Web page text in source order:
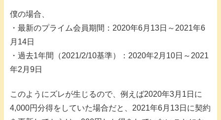
僕の場合、
・最新のプライム会員期間：2020年6月13日～2021年6
月14日
・過去1年間（2021/2/10基準）：2020年2月10日～2021
年2月9日
このようにズレが生じるので、例えば2020年3月1日に
4,000円分得をしていた場合だと、2021年6月13日に契約